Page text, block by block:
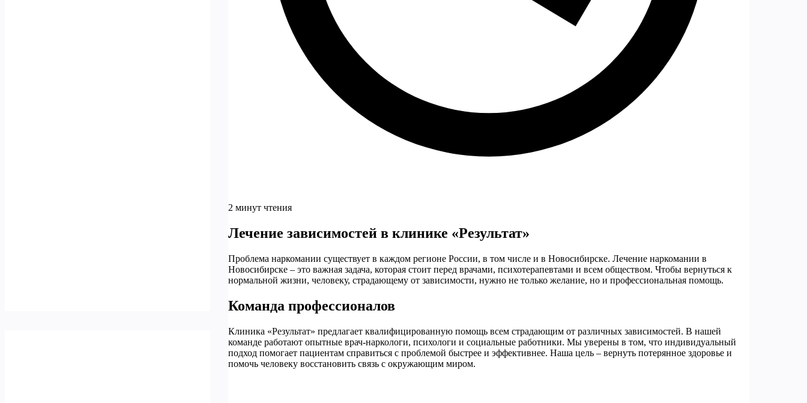
2 минут чтения
Лечение зависимостей в клинике «Результат»
Проблема наркомании существует в каждом регионе России, в том числе и в Новосибирске. Лечение наркомании в
Новосибирске – это важная задача, которая стоит перед врачами, психотерапевтами и всем обществом. Чтобы вернуться к
нормальной жизни, человеку, страдающему от зависимости, нужно не только желание, но и профессиональная помощь.
Команда профессионалов
Клиника «Результат» предлагает квалифицированную помощь всем страдающим от различных зависимостей. В нашей
команде работают опытные врач-наркологи, психологи и социальные работники. Мы уверены в том, что индивидуальный
подход помогает пациентам справиться с проблемой быстрее и эффективнее. Наша цель – вернуть потерянное здоровье и
помочь человеку восстановить связь с окружающим миром.